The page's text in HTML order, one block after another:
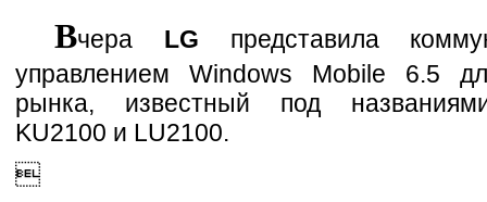
Вчера LG представила
управлением Windows Mobile 6.5
рынка, известный под
KU2100 и LU2100.
